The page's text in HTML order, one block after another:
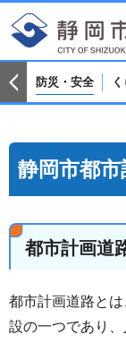
防災・安全
静岡市都
都市計画道
都市計画道路と
設の一つであり